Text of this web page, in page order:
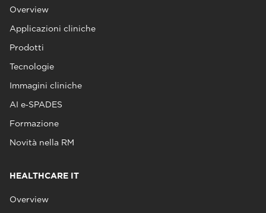
Overview
Applicazioni cliniche
Prodotti
Tecnologie
Immagini cliniche
AI e‑SPADES
Formazione
Novità nella RM
HEALTHCARE IT
Overview